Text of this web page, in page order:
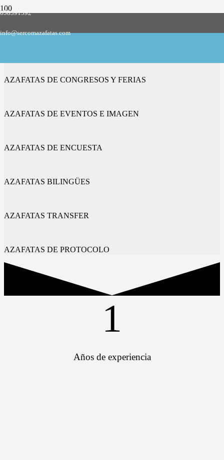
658591592
info@sercomazafatas.com
AZAFATAS DE CONGRESOS Y FERIAS
AZAFATAS DE EVENTOS E IMAGEN
AZAFATAS DE ENCUESTA
AZAFATAS BILINGÜES
AZAFATAS TRANSFER
AZAFATAS DE PROTOCOLO
1
Años de experiencia